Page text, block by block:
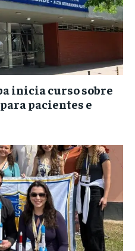
inicia curso sobre
pacientes e